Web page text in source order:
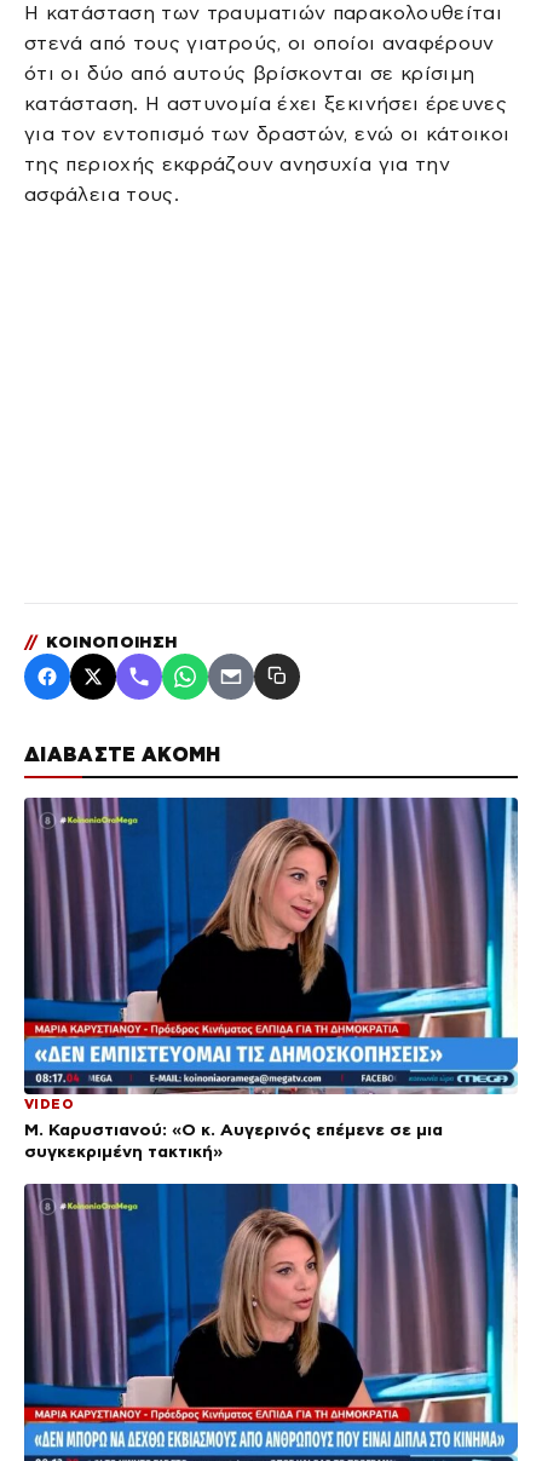
ΔΙΑΒΑΣΤΕ ΑΚΟΜΗ
VIDEO
Μ. Καρυστιανού: «Ο κ. Αυγερινός επέμενε σε μια
συγκεκριμένη τακτική»
Η κατάσταση των τραυματιών παρακολουθείται
στενά από τους γιατρούς, οι οποίοι αναφέρουν
ότι οι δύο από αυτούς βρίσκονται σε κρίσιμη
κατάσταση. Η αστυνομία έχει ξεκινήσει έρευνες
για τον εντοπισμό των δραστών, ενώ οι κάτοικοι
της περιοχής εκφράζουν ανησυχία για την
ασφάλεια τους.
// ΚΟΙΝΟΠΟΙΗΣΗ